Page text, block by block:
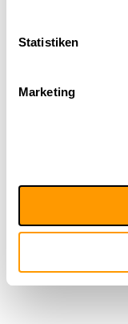
Statistiken
Marketing